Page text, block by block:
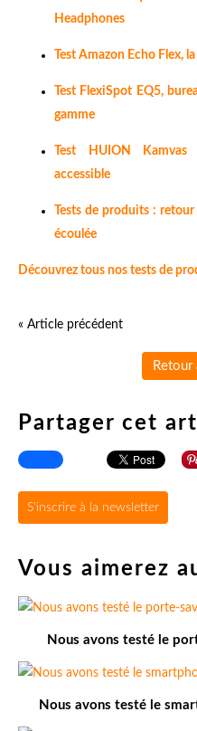
Headphones
Test Amazon Echo Flex,
Test FlexiSpot EQ5,
gamme
Test HUION
accessible
Tests de produits :
écoulée
Découvrez tous nos tests de
« Article précédent
Retour
Partager cet
S'inscrire à la newsletter
Vous aimerez
Nous avons testé le
Nous avons testé le